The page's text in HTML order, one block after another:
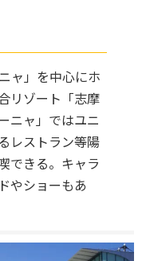
ャ」を中心にホ
リゾート「志摩
ニャ」ではユニ
レストラン等陽
できる。キャラ
やショーもあ